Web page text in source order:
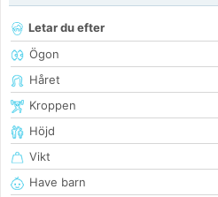
Letar du efter
Ögon
Håret
Kroppen
Höjd
Vikt
Have barn